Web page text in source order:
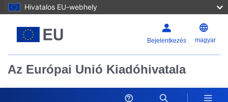
Hivatalos EU-webhely
Bejelentkezés magyar
Az Európai Unió Kiadóhivatala